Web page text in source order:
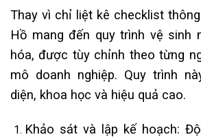
Thay vì chỉ liệt kê checklist
Hồ mang đến quy trình vệ sinh
hóa, được tùy chỉnh theo từng
mô doanh nghiệp. Quy trình
diện, khoa học và hiệu quả cao.
Khảo sát và lập kế hoạch: